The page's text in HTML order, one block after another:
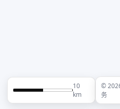
10
km
©
务